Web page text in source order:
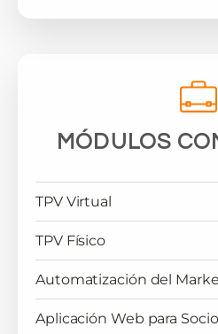
MÓDULOS
TPV Virtual
TPV Físico
Automatización del
Aplicación Web para